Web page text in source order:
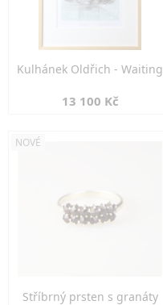
Kulhánek Oldřich - Waiting
13 100 Kč
NOVÉ
Stříbrný prsten s granáty